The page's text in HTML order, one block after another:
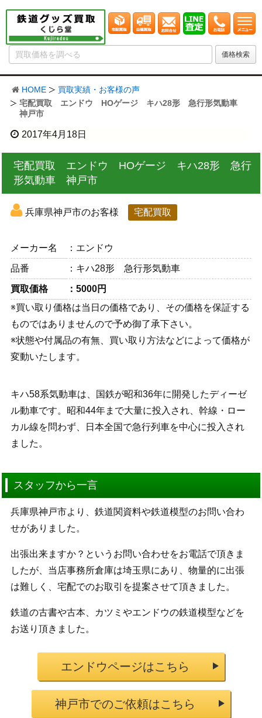
HOME
買取実績・お客様の声
宅配買取 エンドウ HOゲージ キハ28形 急行形気動車
神戸市
2017年4月18日
宅配買取 エンドウ HOゲージ キハ28形 急行
形気動車 神戸市
兵庫県神戸市のお客様 宅配買取
メーカー名 エンドウ
品番 キハ28形 急行形気動車
買取価格
5000円
※買い取り価格は当日の価格であり、その価格を保証する
ものではありませんので予め御了承下さい。
※状態や付属品の有無、買い取り方法などによって価格が
変動いたします。
キハ58系気動車は、国鉄が昭和36年に開発したディーゼ
ル動車です。昭和44年まで大量に投入され、幹線・ロー
カル線を問わず、日本全国で急行列車を中心に投入され
ました。
スタッフから一言
兵庫県神戸市より、鉄道関資料や鉄道模型のお問い合わ
せがありました。
出張出来ますか？というお問い合わせをお電話で頂きま
したが、当店事務所倉庫は埼玉県にあり、物量的に出張
は難しく、宅配でのお取引を提案させて頂きました。
鉄道の古書や古本、カツミやエンドウの鉄道模型などを
お送り頂きました。
エンドウページはこちら
神戸市でのご依頼はこちら